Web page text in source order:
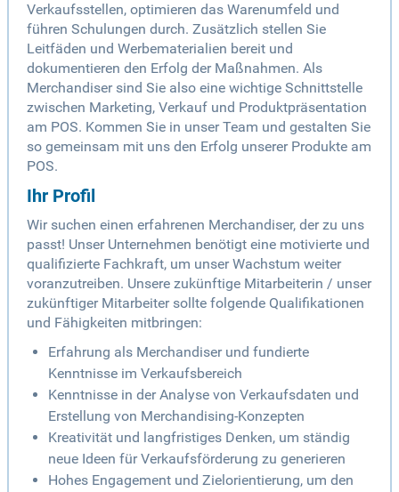
Verkaufsstellen, optimieren das Warenumfeld und
führen Schulungen durch. Zusätzlich stellen Sie
Leitfäden und Werbematerialien bereit und
dokumentieren den Erfolg der Maßnahmen. Als
Merchandiser sind Sie also eine wichtige Schnittstelle
zwischen Marketing, Verkauf und Produktpräsentation
am POS. Kommen Sie in unser Team und gestalten Sie
so gemeinsam mit uns den Erfolg unserer Produkte am
POS.
Ihr Profil
Wir suchen einen erfahrenen Merchandiser, der zu uns
passt! Unser Unternehmen benötigt eine motivierte und
qualifizierte Fachkraft, um unser Wachstum weiter
voranzutreiben. Unsere zukünftige Mitarbeiterin / unser
zukünftiger Mitarbeiter sollte folgende Qualifikationen
und Fähigkeiten mitbringen:
Erfahrung als Merchandiser und fundierte
Kenntnisse im Verkaufsbereich
Kenntnisse in der Analyse von Verkaufsdaten und
Erstellung von Merchandising-Konzepten
Kreativität und langfristiges Denken, um ständig
neue Ideen für Verkaufsförderung zu generieren
Hohes Engagement und Zielorientierung, um den